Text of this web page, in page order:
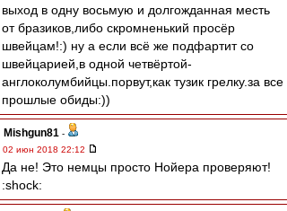
выход в одну восьмую и долгожданная месть
от бразиков,либо скромненький просёр
швейцам!:) ну а если всё же подфартит со
швейцарией,в одной четвёртой-
англоколумбийцы.порвут,как тузик грелку.за все
прошлые обиды:))
Mishgun81 -
02 июн 2018 22:12
Да не! Это немцы просто Нойера проверяют!
:shock: